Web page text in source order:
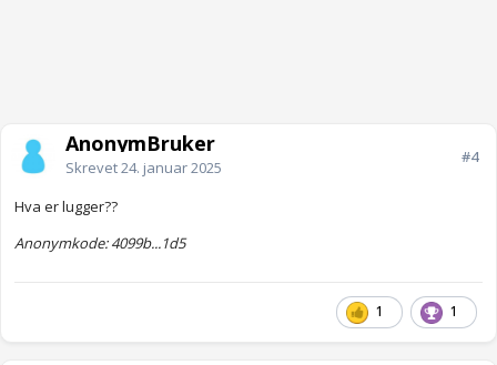
AnonymBruker
Skrevet24. januar 2025
#4
Hva er lugger??
Anonymkode: 4099b...1d5
1 1